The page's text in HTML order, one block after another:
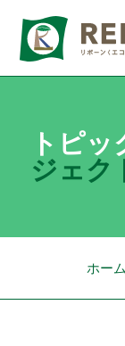
トピッ
ジェク
ホーム